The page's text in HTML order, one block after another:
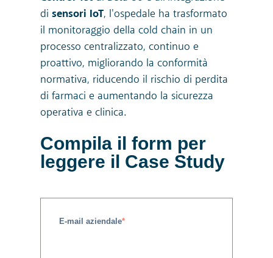
di sensori IoT, l'ospedale ha trasformato
il monitoraggio della cold chain in un
processo centralizzato, continuo e
proattivo, migliorando la conformità
normativa, riducendo il rischio di perdita
di farmaci e aumentando la sicurezza
operativa e clinica.
Compila il form per
leggere il Case Study
E-mail aziendale*